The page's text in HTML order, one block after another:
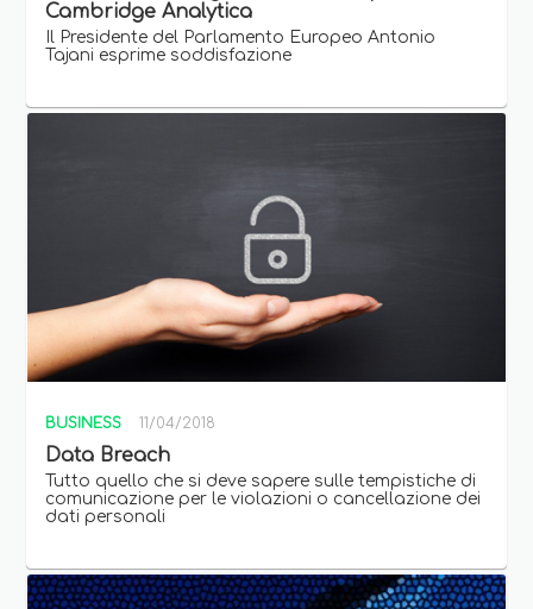
Cambridge Analytica
Il Presidente del Parlamento Europeo Antonio
Tajani esprime soddisfazione
BUSINESS 11/04/2018
Data Breach
Tutto quello che si deve sapere sulle tempistiche di
comunicazione per le violazioni o cancellazione dei
dati personali